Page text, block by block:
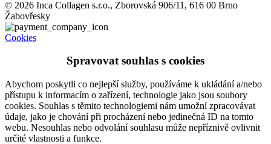
© 2026 Inca Collagen s.r.o., Zborovská 906/11, 616 00 Brno
Žabovřesky
Cookies
Spravovat souhlas s cookies
Abychom poskytli co nejlepší služby, používáme k ukládání a/nebo
přístupu k informacím o zařízení, technologie jako jsou soubory
cookies. Souhlas s těmito technologiemi nám umožní zpracovávat
údaje, jako je chování při procházení nebo jedinečná ID na tomto
webu. Nesouhlas nebo odvolání souhlasu může nepříznivě ovlivnit
určité vlastnosti a funkce.